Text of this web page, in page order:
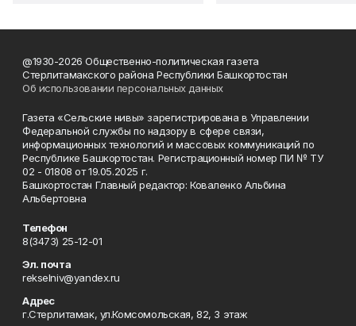
@1930-2026 Общественно-политическая газета
Стерлитамакского района Республики Башкортостан
Об использовании персональных данных
Газета «Сельские нивы» зарегистрирована в Управлении
Федеральной службы по надзору в сфере связи,
информационных технологий и массовых коммуникаций по
Республике Башкортостан. Регистрационный номер ПИ № ТУ
02 - 01808 от 19.05.2025 г.
Башкортостан Главный редактор: Коваленко Альбина
Альбертовна
Телефон
8(3473) 25-12-01
Эл. почта
rekselniv@yandex.ru
Адрес
г.Стерлитамак, ул.Комсомольская, 82, 3 этаж